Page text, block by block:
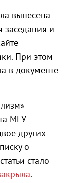
вынесена
заседания и
При этом
в документе
МГУ
других
о
стало
.